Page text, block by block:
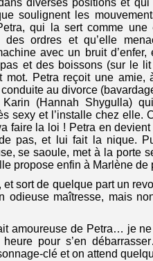
diverses positions et
soulignent les
qui la sert comme une
ordres et qu’elle
avec un bruit
et des boissons (sur le
mot. Petra reçoit une
au divorce
(Hannah Shygulla)
sexy et l’installe chez elle.
faire la loi ! Petra en devient
pas, et lui fait la nique.
se saoule, met à la porte
propose enfin à Marlène de
sort de quelque part un
odieuse maîtresse, mais
amoureuse de Petra… je
heure pour s’en
clé et on attend